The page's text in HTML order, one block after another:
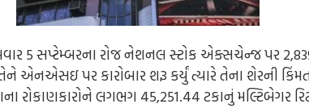
5 સપ્ટેમ્બરના રોજ નેશનલ સ્ટોક એક્સચેન્જ પર
એનએસઇ પર કારોબાર શરૂ કર્યું ત્યારે તેના શેરની કિંમત
રોકાણકારોને લગભગ 45,251.44 ટકાનું મલ્ટિબેગર